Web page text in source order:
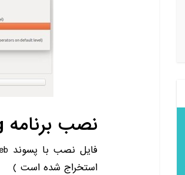
نصب برنامه unsetting در اوبونتو
استخراج شده است )